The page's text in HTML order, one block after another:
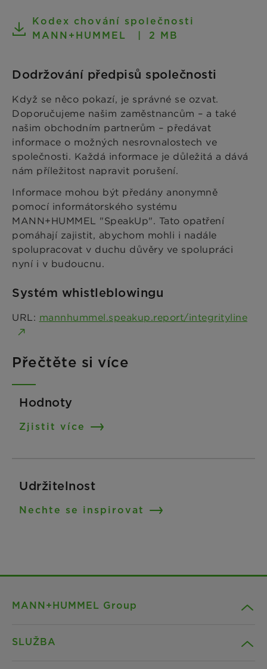
Kodex chování společnosti
MANN+HUMMEL
2 MB
Dodržování předpisů společnosti
Když se něco pokazí, je správné se ozvat.
Doporučujeme našim zaměstnancům – a také
našim obchodním partnerům – předávat
informace o možných nesrovnalostech ve
společnosti. Každá informace je důležitá a dává
nám příležitost napravit porušení.
Informace mohou být předány anonymně
pomocí informátorského systému
MANN+HUMMEL "SpeakUp". Tato opatření
pomáhají zajistit, abychom mohli i nadále
spolupracovat v duchu důvěry ve spolupráci
nyní i v budoucnu.
Systém whistleblowingu
URL: mannhummel.speakup.report/integrityline
Přečtěte si více
Hodnoty
Zjistit více
Udržitelnost
Nechte se inspirovat
MANN+HUMMEL Group
SLUŽBA